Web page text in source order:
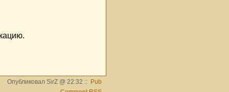
Опубликовал SirZ @ 22:32 :: Pub